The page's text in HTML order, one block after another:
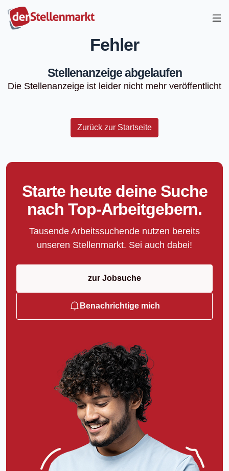
Fehler
Stellenanzeige abgelaufen
Die Stellenanzeige ist leider nicht mehr veröffentlicht
Zurück zur Startseite
Starte heute deine Suche
nach Top-Arbeitgebern.
Tausende Arbeitssuchende nutzen bereits
unseren Stellenmarkt. Sei auch dabei!
zur Jobsuche
Benachrichtige mich